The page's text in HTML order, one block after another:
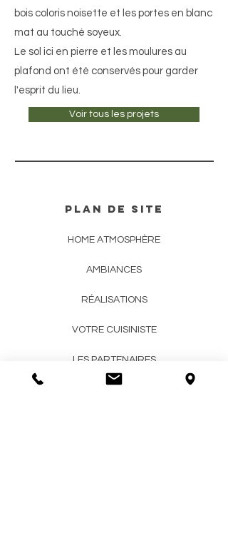
bois coloris noisette et les portes en blanc
mat au touché soyeux.
Le sol ici en pierre et les moulures au
plafond ont été conservés pour garder
l'esprit du lieu.
Voir tous les projets
plan de site
HOME ATMOSPHÈRE
AMBIANCES
RÉALISATIONS
VOTRE CUISINISTE
LES PARTENAIRES